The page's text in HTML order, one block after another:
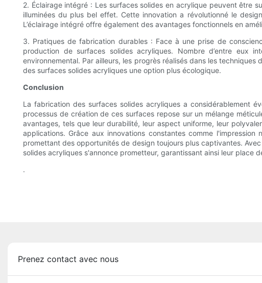
2. Éclairage intégré : Les surfaces solides en acrylique peuvent être
illuminées du plus bel effet. Cette innovation a révolutionné le
L’éclairage intégré offre également des avantages fonctionnels en
3. Pratiques de fabrication durables : Face à une prise de
production de surfaces solides acryliques. Nombre d’entre eux
environnemental. Par ailleurs, les progrès réalisés dans les
des surfaces solides acryliques une option plus écologique.
Conclusion
La fabrication des surfaces solides acryliques a considérablement
processus de création de ces surfaces repose sur un mélange
avantages, tels que leur durabilité, leur aspect uniforme, leur
applications. Grâce aux innovations constantes comme
promettant des opportunités de design toujours plus captivantes.
solides acryliques s'annonce prometteur, garantissant ainsi leur place
.
Prenez contact avec nous